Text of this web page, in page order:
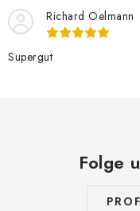
Richard Oelmann
Supergut
Folge